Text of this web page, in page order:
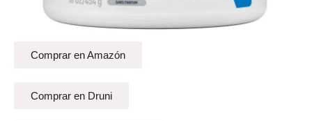
Comprar en Amazón
Comprar en Druni